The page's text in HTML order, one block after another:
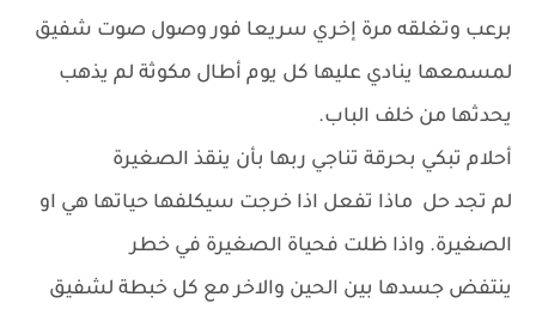
برعب وتغلقه مرة إخري سريعا فور وصول صوت شفيق
لمسمعها ينادي عليها كل يوم أطال مكوثة لم يذهب
يحدثها من خلف الباب.
أحلام تبكي بحرقة تناجي ربها بأن ينقذ الصغيرة
لم تجد حل ماذا تفعل اذا خرجت سيكلفها حياتها هي او
الصغيرة. واذا ظلت فحياة الصغيرة في خطر
ينتفض جسدها بين الحين والاخر مع كل خبطة لشفيق